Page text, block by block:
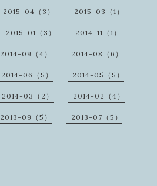
2015-04（3） 2015-03（1）
2015-01（3） 2014-11（1）
2014-09（4） 2014-08（6）
2014-06（5） 2014-05（5）
2014-03（2） 2014-02（4）
2013-09（5） 2013-07（5）